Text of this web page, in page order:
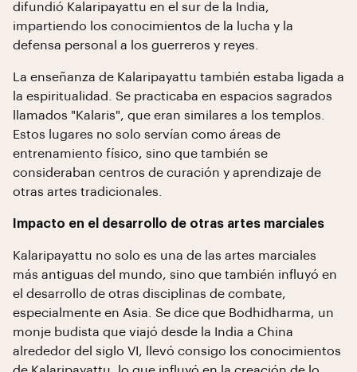
difundió Kalaripayattu en el sur de la India,
impartiendo los conocimientos de la lucha y la
defensa personal a los guerreros y reyes.
La enseñanza de Kalaripayattu también estaba ligada a
la espiritualidad. Se practicaba en espacios sagrados
llamados "Kalaris", que eran similares a los templos.
Estos lugares no solo servían como áreas de
entrenamiento físico, sino que también se
consideraban centros de curación y aprendizaje de
otras artes tradicionales.
Impacto en el desarrollo de otras artes marciales
Kalaripayattu no solo es una de las artes marciales
más antiguas del mundo, sino que también influyó en
el desarrollo de otras disciplinas de combate,
especialmente en Asia. Se dice que Bodhidharma, un
monje budista que viajó desde la India a China
alrededor del siglo VI, llevó consigo los conocimientos